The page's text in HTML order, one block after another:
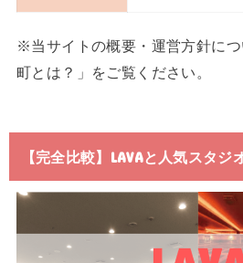
※当サイトの概要・運営方針に
町とは？」をご覧ください。
【完全比較】LAVAと人気スタジ